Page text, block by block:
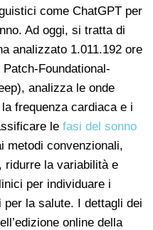
come ChatGPT per
Ad oggi, si tratta di
analizzato 1.011.192 ore
Foundational-
analizza le onde
frequenza cardiaca e i
le fasi del sonno
metodi convenzionali,
ridurre la variabilità e
per individuare i
la salute. I dettagli dei
online della